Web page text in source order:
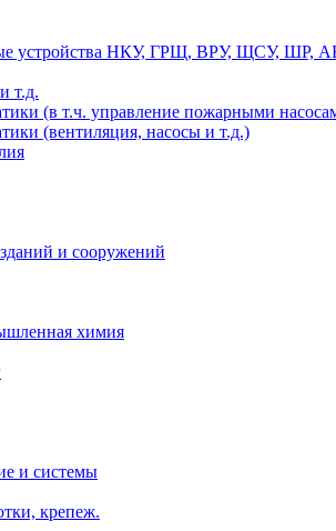
устройства НКУ, ГРЩ, ВРУ, ЩСУ, ШР,
т.д.
(в т.ч. управление пожарными
(вентиляция, насосы и т.д.)
и сооружений
химия
и системы
крепеж.